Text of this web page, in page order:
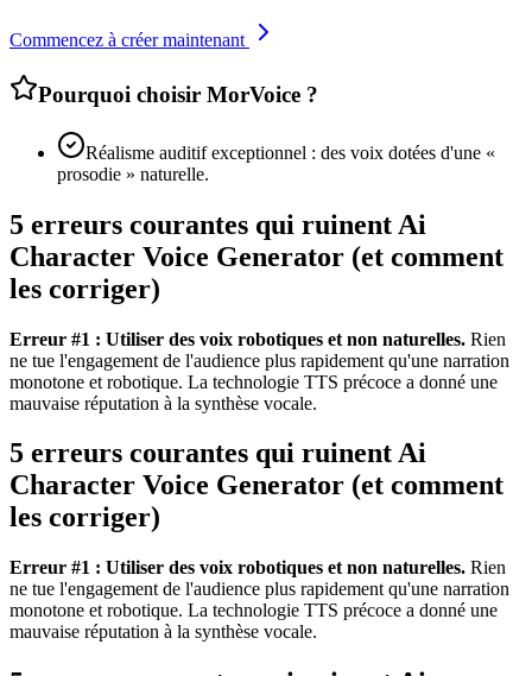
Commencez à créer maintenant
Pourquoi choisir MorVoice ?
Réalisme auditif exceptionnel : des voix dotées d'une «
prosodie » naturelle.
5 erreurs courantes qui ruinent Ai
Character Voice Generator (et comment
les corriger)
Erreur #1 : Utiliser des voix robotiques et non naturelles. Rien
ne tue l'engagement de l'audience plus rapidement qu'une narration
monotone et robotique. La technologie TTS précoce a donné une
mauvaise réputation à la synthèse vocale.
5 erreurs courantes qui ruinent Ai
Character Voice Generator (et comment
les corriger)
Erreur #1 : Utiliser des voix robotiques et non naturelles. Rien
ne tue l'engagement de l'audience plus rapidement qu'une narration
monotone et robotique. La technologie TTS précoce a donné une
mauvaise réputation à la synthèse vocale.